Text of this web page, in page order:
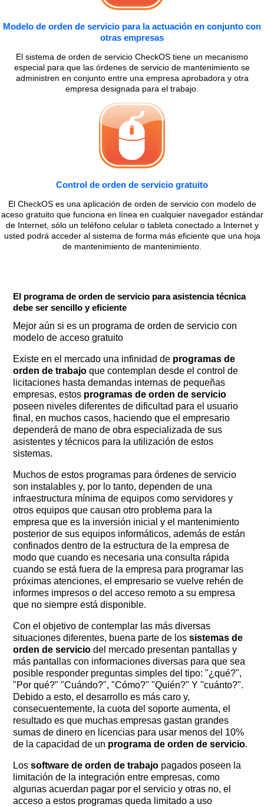
Modelo de orden de servicio para la actuación en conjunto con
otras empresas
El sistema de orden de servicio CheckOS tiene un mecanismo
especial para que las órdenes de servicio de mantenimiento se
administren en conjunto entre una empresa aprobadora y otra
empresa designada para el trabajo.
Control de orden de servicio gratuito
El CheckOS es una aplicación de orden de servicio con modelo de
aceso gratuito que funciona en línea en cualquier navegador estándar
de Internet, sólo un teléfono celular o tableta conectado a Internet y
usted podrá acceder al sistema de forma más eficiente que una hoja
de mantenimiento de mantenimiento.
El programa de orden de servicio para asistencia técnica
debe ser sencillo y eficiente
Mejor aún si es un programa de orden de servicio con
modelo de acceso gratuito
Existe en el mercado una infinidad de programas de
orden de trabajo que contemplan desde el control de
licitaciones hasta demandas internas de pequeñas
empresas, estos programas de orden de servicio
poseen niveles diferentes de dificultad para el usuario
final, en muchos casos, haciendo que el empresario
dependerá de mano de obra especializada de sus
asistentes y técnicos para la utilización de estos
sistemas.
Muchos de estos programas para órdenes de servicio
son instalables y, por lo tanto, dependen de una
infraestructura mínima de equipos como servidores y
otros equipos que causan otro problema para la
empresa que es la inversión inicial y el mantenimiento
posterior de sus equipos informáticos, además de están
confinados dentro de la estructura de la empresa de
modo que cuando es necesaria una consulta rápida
cuando se está fuera de la empresa para programar las
próximas atenciones, el empresario se vuelve rehén de
informes impresos o del acceso remoto a su empresa
que no siempre está disponible.
Con el objetivo de contemplar las más diversas
situaciones diferentes, buena parte de lossistemas de
orden de servicio del mercado presentan pantallas y
más pantallas con informaciones diversas para que sea
posible responder preguntas simples del tipo: "¿qué?", ​​
"Por qué?" "Cuándo?", "Cómo?" "Quién?" Y "cuánto?".
Debido a esto, el desarrollo es más caro y,
consecuentemente, la cuota del soporte aumenta, el
resultado es que muchas empresas gastan grandes
sumas de dinero en licencias para usar menos del 10%
de la capacidad de un programa de orden de servicio.
Lossoftware de orden de trabajo pagados poseen la
limitación de la integración entre empresas, como
algunas acuerdan pagar por el servicio y otras no, el
acceso a estos programas queda limitado a uso